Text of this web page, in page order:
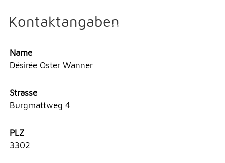
Vorlesen
NOTFALL
TELEFON
KONTAKT
Kontaktangaben
Name
Désirée Oster Wanner
Strasse
Burgmattweg 4
PLZ
3302